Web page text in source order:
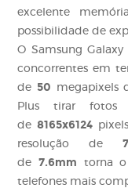
excelente
possibilidade de
O Samsung
concorrentes em
de 50 megapixels
Plus tirar fotos
de8165x6124
resolução de
de 7.6mm torna o
telefones mais